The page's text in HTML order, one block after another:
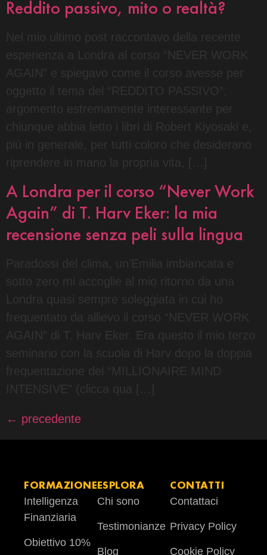
Reddito passivo, mito o realtà?
Nel mio ultimo post raccontavo della recente
esperienza a Londra al corso “NEVER WORK
AGAIN” e spiegavo come il corso avesse per
oggetto il tema del “REDDITO PASSIVO”,
argomento estremamente interessante per
chiunque abbia letto i libri di Robert Kiyosaki e,
più in generale, per tutti coloro che desiderano
riprendere in mano la propria vita, […]
A Londra per il corso “Never Work
Again” di T. Harv Eker: la mia
recensione senza peli sulla lingua
Paradossi del clima, un’Emilia imbiancata e
sotto zero mi accoglie al mio ritorno da una
Londra quasi sempre soleggiata in cui ho
frequentato da allievo il corso “NEVER WORK
AGAIN” di T. Harv Eker. Era questo il mio terzo
seminario con la scuola di Harv dopo la doppia
frequentazione del “MILLIONAIRE MIND
INTENSIVE” (clicca qua […]
← precedente
FORMAZIONE
Intelligenza
Finanziaria
Obiettivo 10%
ESPLORA
Chi sono
Testimonianze
Blog
CONTATTI
Contattaci
Privacy Policy
Cookie Policy